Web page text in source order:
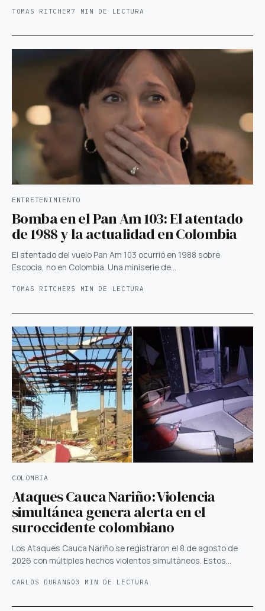
TOMAS RITCHER 7 MIN DE LECTURA
ENTRETENIMIENTO
Bomba en el Pan Am 103: El atentado
de 1988 y la actualidad en Colombia
El atentado del vuelo Pan Am 103 ocurrió en 1988 sobre
Escocia, no en Colombia. Una miniserie de…
TOMAS RITCHER 5 MIN DE LECTURA
COLOMBIA
Ataques Cauca Nariño: Violencia
simultánea genera alerta en el
suroccidente colombiano
Los Ataques Cauca Nariño se registraron el 8 de agosto de
2026 con múltiples hechos violentos simultáneos. Estos…
CARLOS DURANGO3 MIN DE LECTURA